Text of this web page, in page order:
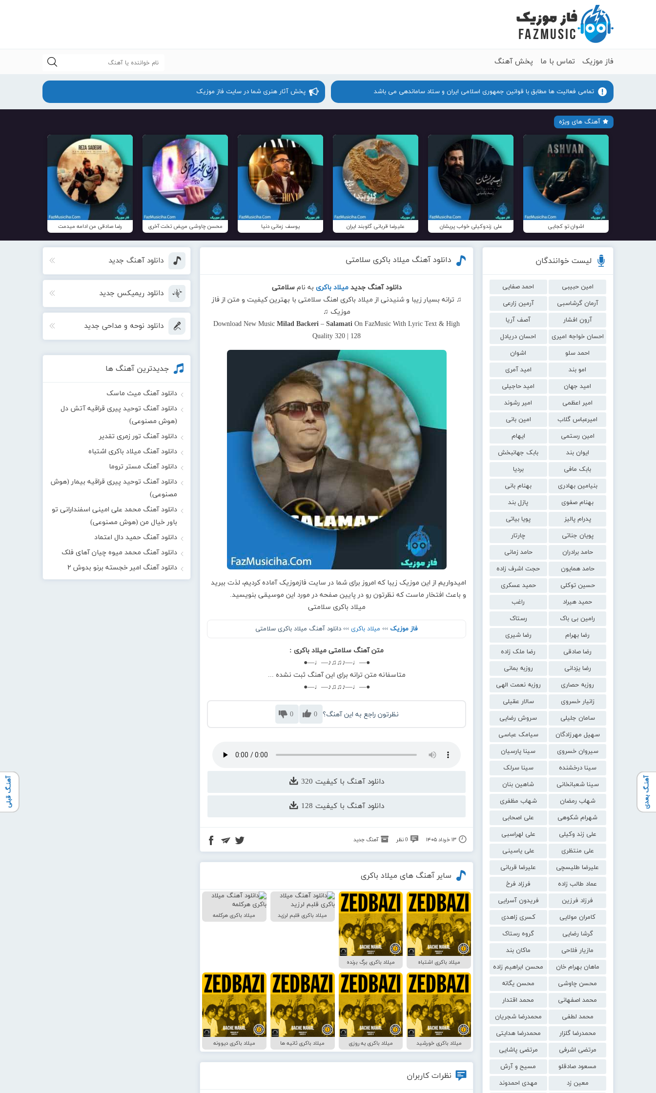
فاز موزیک تماس با ما پخش آهنگ
تمامی فعالیت ها مطابق با قوانین جمهوری اسلامی ایران و ستاد ساماندهی می باشد پخش آثار هنری شما در سایت فاز موزیک
آهنگ های ویژه
اشوان تو کجایی علی زندوکیلی خواب پریشان علیرضا قربانی گلوبند ایران یوسف زمانی دنیا محسن چاوشی مریض تخت آخری رضا صادقی من ادامه میدمت
لیست خوانندگان
امین حبیبی
احمد صفایی
آرمان گرشاسبی
آرمین زارعی
آرون افشار
آصف آریا
احسان خواجه امیری
احسان دریادل
احمد سلو
اشوان
امو بند
امید آمری
امید جهان
امید حاجیلی
امیر اعظمی
امیر رشوند
امیرعباس گلاب
امین بانی
امین رستمی
ایهام
ایوان بند
بابک جهانبخش
بابک مافی
بردیا
بنیامین بهادری
بهنام بانی
بهنام صفوی
پازل بند
پدرام پالیز
پویا بیاتی
پویان جناتی
چارتار
حامد برادران
حامد زمانی
حامد همایون
حجت اشرف زاده
حسین توکلی
حمید عسکری
حمید هیراد
راغب
رامین بی باک
رستاک
رضا بهرام
رضا شیری
رضا صادقی
رضا ملک زاده
رضا یزدانی
روزبه بمانی
روزبه حصاری
روزبه نعمت الهی
زانیار خسروی
سالار عقیلی
سامان جلیلی
سروش رضایی
سهیل مهرزادگان
سیامک عباسی
سیروان خسروی
سینا پارسیان
سینا درخشنده
سینا سرلک
سینا شعبانخانی
شاهین بنان
شهاب رمضان
شهاب مظفری
شهرام شکوهی
علی اصحابی
علی زند وکیلی
علی لهراسبی
علی منتظری
علی یاسینی
علیرضا طلیسچی
علیرضا قربانی
عماد طالب زاده
فرزاد فرخ
فرزاد فرزین
فریدون آسرایی
کامران مولایی
کسری زاهدی
گرشا رضایی
گروه رستاک
مازیار فلاحی
ماکان بند
ماهان بهرام خان
محسن ابراهیم زاده
محسن چاوشی
محسن یگانه
محمد اصفهانی
محمد اقتدار
محمد لطفی
محمدرضا شجریان
محمدرضا گلزار
محمدرضا هدایتی
مرتضی اشرفی
مرتضی پاشایی
مسعود صادقلو
مسیح و آرش
معین زد
مهدی احمدوند
دانلود آهنگ میلاد باکری سلامتی
دانلود آهنگ جدید میلاد باکری به نامسلامتی
♫ ترانه بسیار زیبا و شنیدنی از میلاد باکری اهنگ سلامتی با بهترین کیفیت و متن از فاز
موزیک ♫
Download New MusicMilad Backeri –Salamati On FazMusic With Lyric Text & High
Quality 320 | 128
امیدواریم از این موزیک زیبا که امروز برای شما در سایت فازموزیک آماده کردیم، لذت ببرید
و باعث افتخار ماست که نظرتون رو در پایین صفحه در مورد این موسیقی بنویسید.
میلاد باکری سلامتی
فاز موزیک ››› میلاد باکری››› دانلود آهنگ میلاد باکری سلامتی
متن آهنگ سلامتی میلاد باکری :
●—♩—♪♫♫♪—♩—●
متاسفانه متن ترانه برای این آهنگ ثبت نشده ...
●—♩—♪♫♫♪—♩—●
نظرتون راجع به این آهنگ؟ 0
0
دانلود آهنگ با کیفیت 320
دانلود آهنگ با کیفیت 128
۱۳ خرداد ۱۴۰۵ 0 نظر آهنگ جدید
آهنـگ بعدی آهنـگ قبلی
سایر آهنگ های میلاد باکری
میلاد باکری اشتباه میلاد باکری برگ برنده
میلاد باکری قلبم لرزید میلاد باکری هرکلمه
میلاد باکری خورشید میلاد باکری یه روزی میلاد باکری ثانیه ها میلاد باکری دیوونه
نظرات کاربران
دانلود آهنگ جدید
دانلود ریمیکس جدید
دانلود نوحه و مداحی جدید
جدیدترین آهنگ ها
دانلود آهنگ میث ماسک
دانلود آهنگ توحید پیری قراقیه آتش دل
(هوش مصنوعی)
دانلود آهنگ تور زمری تقدیر
دانلود آهنگ میلاد باکری اشتباه
دانلود آهنگ مستر تروما
دانلود آهنگ توحید پیری قراقیه بیمار (هوش
مصنوعی)
دانلود آهنگ محمد علی امینی اسفندارانی تو
باور خیال من (هوش مصنوعی)
دانلود آهنگ حمید دال اعتماد
دانلود آهنگ محمد میوه چیان آهای فلک
دانلود آهنگ امیر خجسته برنو بدوش ۲